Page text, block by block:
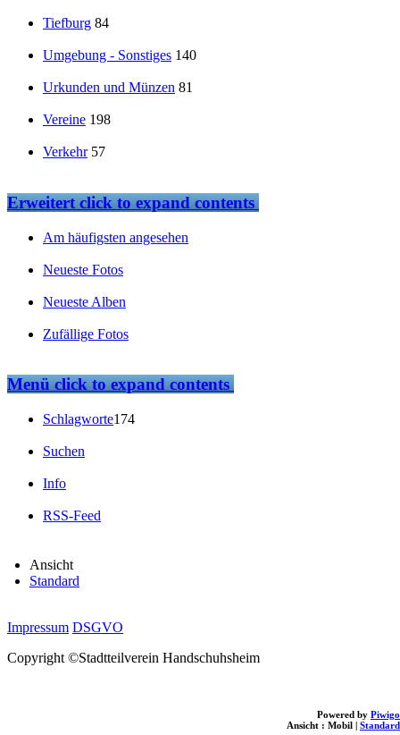
Powered by Piwigo
Ansicht : Mobil | Standard
Tiefburg 84
Umgebung - Sonstiges 140
Urkunden und Münzen 81
Vereine 198
Verkehr 57
Erweitertclick to expand contents
Am häufigsten angesehen
Neueste Fotos
Neueste Alben
Zufällige Fotos
Menüclick to expand contents
Schlagworte174
Suchen
Info
RSS-Feed
Ansicht
Standard
Impressum DSGVO
Copyright ©Stadtteilverein Handschuhsheim